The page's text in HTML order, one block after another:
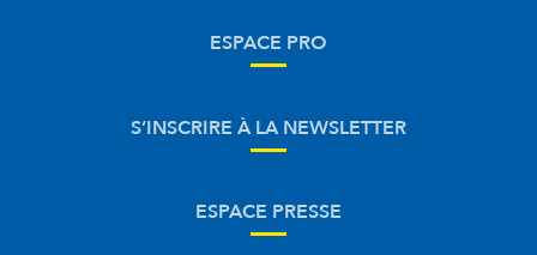
ESPACE PRO
S’INSCRIRE À LA NEWSLETTER
ESPACE PRESSE